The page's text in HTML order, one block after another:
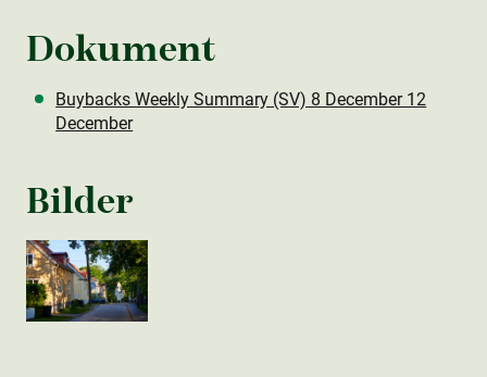
Dokument
Buybacks Weekly Summary (SV) 8 December 12
December
Bilder